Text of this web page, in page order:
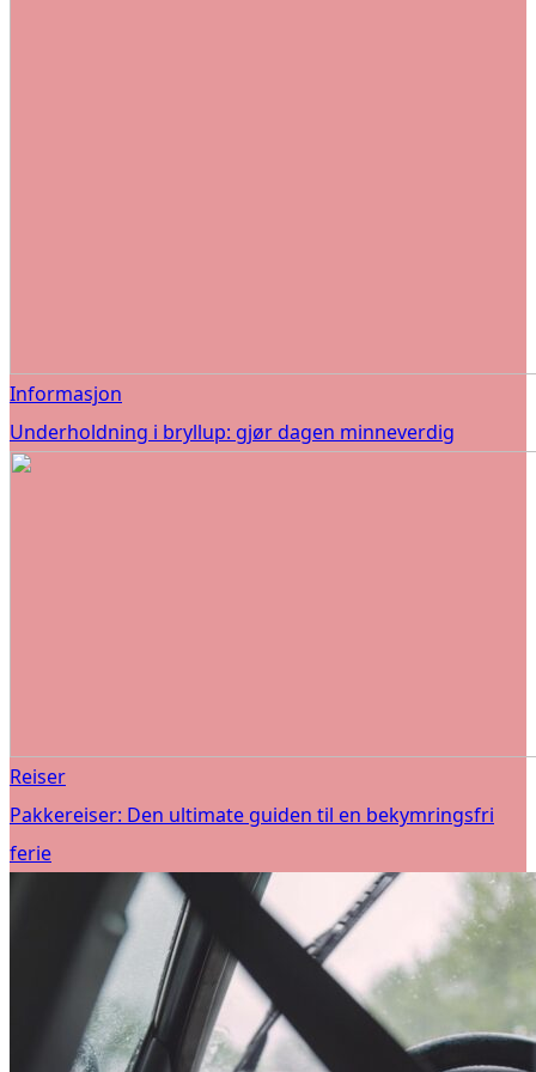
Informasjon
Underholdning i bryllup: gjør dagen minneverdig
Reiser
Pakkereiser: Den ultimate guiden til en bekymringsfri
ferie